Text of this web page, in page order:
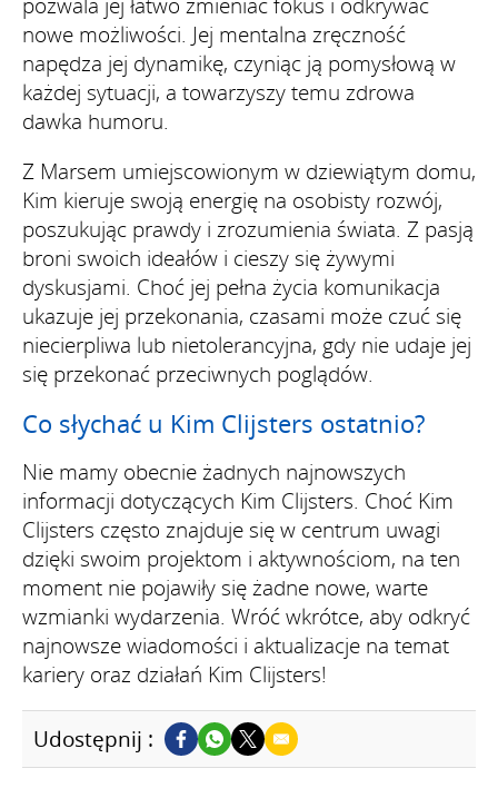
nowe możliwości. Jej mentalna zręczność
napędza jej dynamikę, czyniąc ją pomysłową w
każdej sytuacji, a towarzyszy temu zdrowa
dawka humoru.
Z Marsem umiejscowionym w dziewiątym domu,
Kim kieruje swoją energię na osobisty rozwój,
poszukując prawdy i zrozumienia świata. Z pasją
broni swoich ideałów i cieszy się żywymi
dyskusjami. Choć jej pełna życia komunikacja
ukazuje jej przekonania, czasami może czuć się
niecierpliwa lub nietolerancyjna, gdy nie udaje jej
się przekonać przeciwnych poglądów.
Co słychać u Kim Clijsters ostatnio?
Nie mamy obecnie żadnych najnowszych
informacji dotyczących Kim Clijsters. Choć Kim
Clijsters często znajduje się w centrum uwagi
dzięki swoim projektom i aktywnościom, na ten
moment nie pojawiły się żadne nowe, warte
wzmianki wydarzenia. Wróć wkrótce, aby odkryć
najnowsze wiadomości i aktualizacje na temat
kariery oraz działań Kim Clijsters!
Udostępnij :